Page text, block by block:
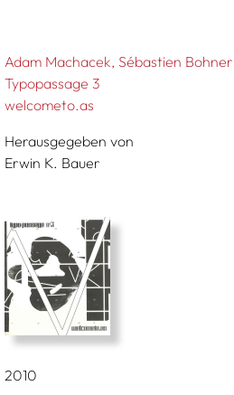
Adam Machacek Sébastien Bohner
Typopassage 3
welcometo.as
Herausgegeben von
Erwin K. Bauer
2010